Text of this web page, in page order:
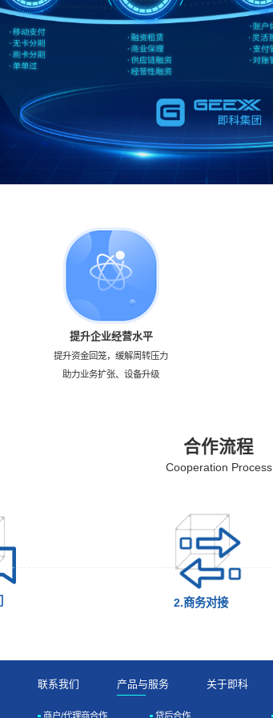
提升企业经营水平
提升资金回笼，缓解周转压力
助力业务扩张、设备升级
合作流程
Cooperation Process
2.商务对接
联系我们 产品与服务 关于即科
商户/代理商合作 贷后合作